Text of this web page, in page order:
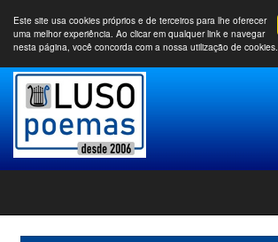
Este site usa cookies próprios e de terceiros para lhe oferecer
uma melhor experiência. Ao clicar em qualquer link e navegar
nesta página, você concorda com a nossa utilização de cookies.